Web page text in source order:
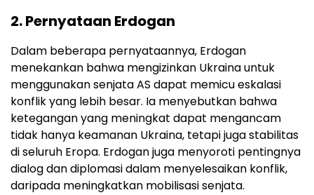
2.Pernyataan Erdogan
Dalam beberapa pernyataannya, Erdogan
menekankan bahwa mengizinkan Ukraina untuk
menggunakan senjata AS dapat memicu eskalasi
konflik yang lebih besar. Ia menyebutkan bahwa
ketegangan yang meningkat dapat mengancam
tidak hanya keamanan Ukraina, tetapi juga stabilitas
di seluruh Eropa. Erdogan juga menyoroti pentingnya
dialog dan diplomasi dalam menyelesaikan konflik,
daripada meningkatkan mobilisasi senjata.